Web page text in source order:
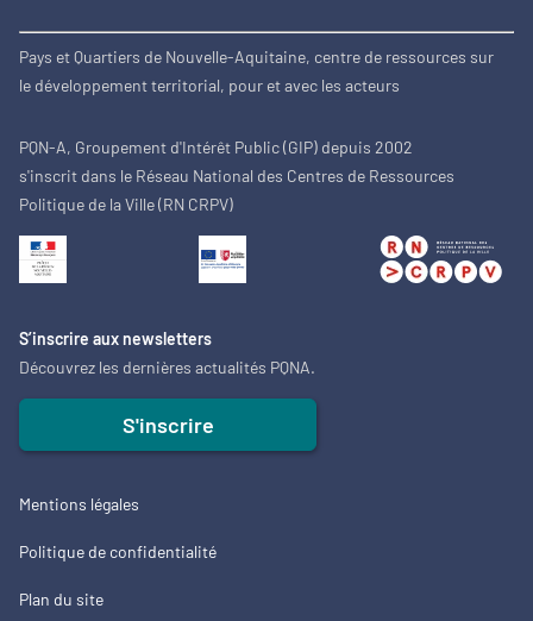
Pays et Quartiers de Nouvelle-Aquitaine, centre de ressources sur
le développement territorial, pour et avec les acteurs
PQN-A, Groupement d'Intérêt Public (GIP) depuis 2002
s'inscrit dans le Réseau National des Centres de Ressources
Politique de la Ville (RN CRPV)
S’inscrire aux newsletters
Découvrez les dernières actualités PQNA.
S'inscrire
Mentions légales
Politique de confidentialité
Plan du site